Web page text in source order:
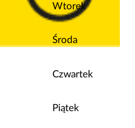
Wtorek
Środa
Czwartek
Piątek